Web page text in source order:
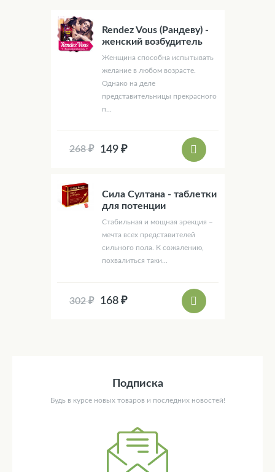
Rendez Vous (Рандеву) -
женский возбудитель
Женщина способна испытывать
желание в любом возрасте.
Однако на деле
представительницы прекрасного
п...
268 ₽ 149 ₽
Сила Султана - таблетки
для потенции
Стабильная и мощная эрекция –
мечта всех представителей
сильного пола. К сожалению,
похвалиться таки...
302 ₽ 168 ₽
Подписка
Будь в курсе новых товаров и последних новостей!